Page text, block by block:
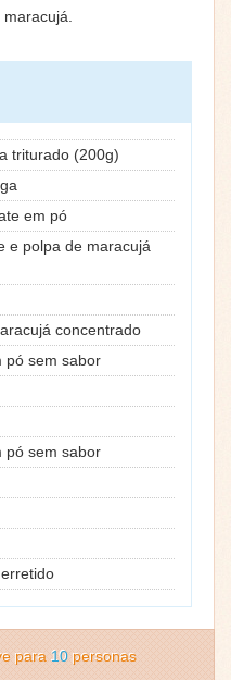
triturado (200g)
em pó
e polpa de maracujá
concentrado
pó sem sabor
pó sem sabor
para 10personas